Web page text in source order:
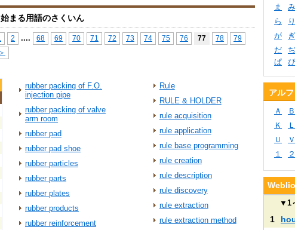
始まる用語のさくいん
2 .... 68 69 70 71 72 73 74 75 76 77 78
79
rubber packing of F.O.
injection pipe
rubber packing of valve
arm room
rubber pad
rubber pad shoe
rubber particles
rubber parts
rubber plates
rubber products
rubber reinforcement
Rule
RULE & HOLDER
rule acquisition
rule application
rule base programming
rule creation
rule description
rule discovery
rule extraction
rule extraction method
ま
み
ら
り
が
ぎ
だ
ぢ
ぱ
ぴ
アル
Ａ Ｂ
Ｋ
Ｌ
Ｕ
Ｖ
１
２
▼ 1
1